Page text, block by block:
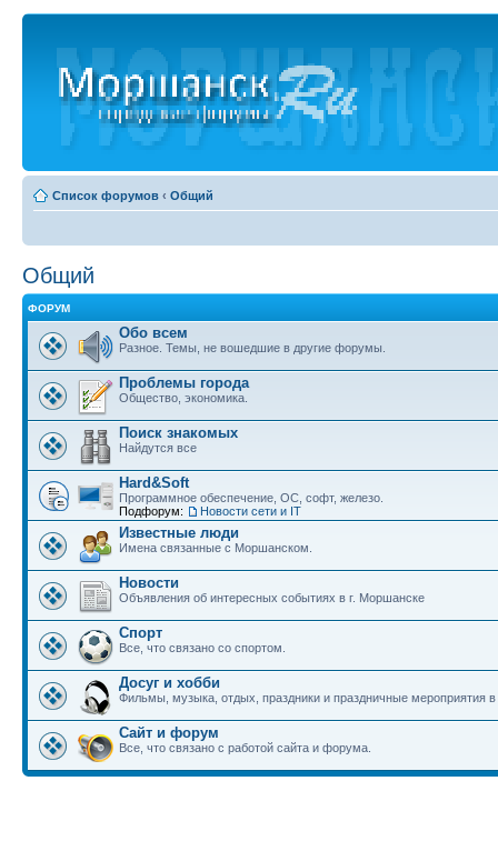
Список форумов ‹ Общий
Общий
ФОРУМ
Обо всем
Разное. Темы, не вошедшие в другие форумы.
Проблемы города
Общество, экономика.
Поиск знакомых
Найдутся все
Hard&Soft
Программное обеспечение, ОС, софт, железо.
Подфорум:
Новости сети и IT
Известные люди
Имена связанные с Моршанском.
Новости
Объявления об интересных событиях в г. Моршанске
Спорт
Все, что связано со спортом.
Досуг и хобби
Фильмы, музыка, отдых, праздники и праздничные мероприятия
Сайт и форум
Все, что связано с работой сайта и форума.